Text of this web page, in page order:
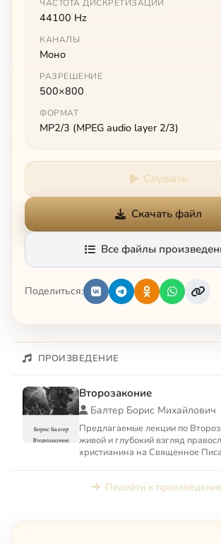
ЧАСТОТА ДИСКРЕТИЗАЦИИ
44100 Hz
КАНАЛЫ
Моно
РАЗРЕШЕНИЕ
500×800
ФОРМАТ
MP2/3 (MPEG audio layer 2/3)
Слушать
Скачать файл
Все файлы
Поделиться:
ПРОИЗВЕДЕНИЕ
Второзаконие
Балтер Борис Михайлович
Предлагаемые лекции по
живой и глубокий взгляд
христианина на Священное
Перейти к